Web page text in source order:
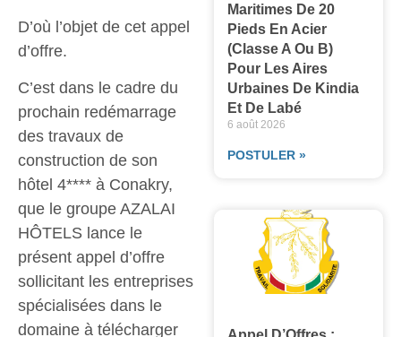
D’où l’objet de cet appel
d’offre.
C’est dans le cadre du
prochain redémarrage
des travaux de
construction de son
hôtel 4**** à Conakry,
que le groupe AZALAI
HÔTELS lance le
présent appel d’offre
sollicitant les entreprises
spécialisées dans le
domaine à télécharger
Maritimes De 20
Pieds En Acier
(classe A Ou B)
Pour Les Aires
Urbaines De Kindia
Et De Labé
6 août 2026
POSTULER »